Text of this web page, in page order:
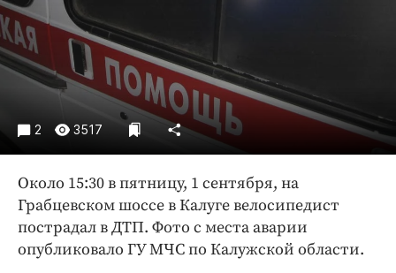
Происшествия
Спорт
Экономика и бизнес
ПРОЕКТЫ
Блоги
Издания
Медиаперсона
Интересное чтиво
Клиника года
2 3517
Около 15:30 в пятницу, 1 сентября, на
Грабцевском шоссе в Калуге велосипедист
пострадал в ДТП. Фото с места аварии
опубликовало ГУ МЧС по Калужской области.